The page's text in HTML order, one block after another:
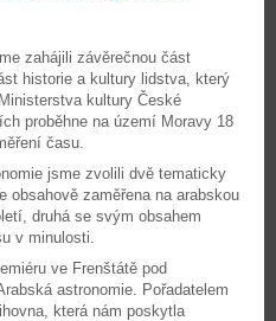
zahájili závěrečnou část
historie a kultury lidstva, který
kultury České
proběhne na území Moravy 18
času.
jsme zvolili dvě tematicky
obsahově zaměřena na arabskou
druhá se svým obsahem
v minulosti.
ve Frenštátě pod
astronomie. Pořadatelem
která nám poskytla